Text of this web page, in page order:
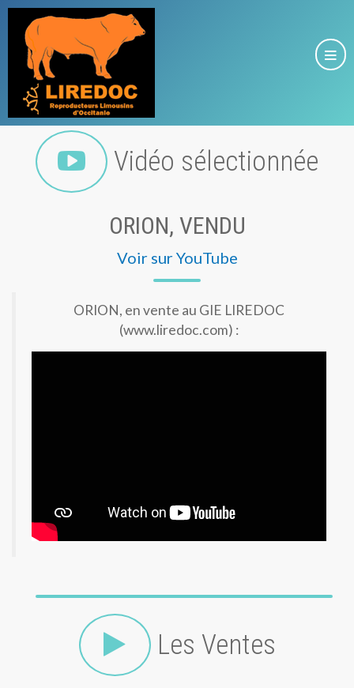
Vidéo sélectionnée
ORION, VENDU
Voir sur YouTube
ORION, en vente au GIE LIREDOC
(www.liredoc.com) :
Les Ventes